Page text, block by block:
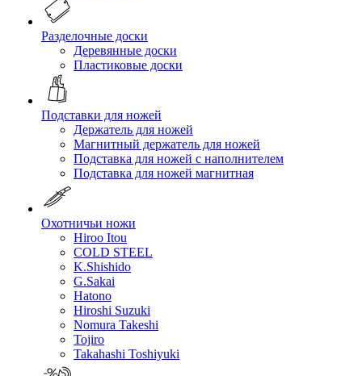
Разделочные доски
Деревянные доски
Пластиковые доски
Подставки для ножей
Держатель для ножей
Магнитный держатель для ножей
Подставка для ножей с наполнителем
Подставка для ножей магнитная
Охотничьи ножи
Hiroo Itou
COLD STEEL
K.Shishido
G.Sakai
Hatono
Hiroshi Suzuki
Nomura Takeshi
Tojiro
Takahashi Toshiyuki